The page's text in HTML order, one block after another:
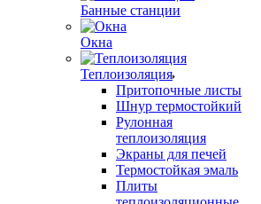
Банные станции
Окна
Теплоизоляция
Притопочные листы
Шнур термостойкий
Рулонная
теплоизоляция
Экраны для печей
Термостойкая эмаль
Плиты